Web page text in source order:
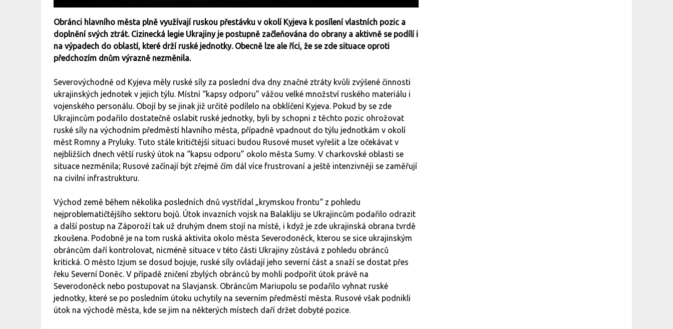
Obránci hlavního města plně využívají ruskou přestávku v okolí Kyjeva k posílení vlastních pozic a
doplnění svých ztrát. Cizinecká legie Ukrajiny je postupně začleňována do obrany a aktivně se podílí i
na výpadech do oblastí, které drží ruské jednotky. Obecně lze ale říci, že se zde situace oproti
předchozím dnům výrazně nezměnila.
Severovýchodně od Kyjeva měly ruské síly za poslední dva dny značné ztráty kvůli zvýšené činnosti
ukrajinských jednotek v jejich týlu. Místní “kapsy odporu” vážou velké množství ruského materiálu i
vojenského personálu. Obojí by se jinak již určitě podílelo na obklíčení Kyjeva. Pokud by se zde
Ukrajincům podařilo dostatečně oslabit ruské jednotky, byli by schopni z těchto pozic ohrožovat
ruské síly na východním předměstí hlavního města, případně vpadnout do týlu jednotkám v okolí
měst Romny a Pryluky. Tuto stále kritičtější situaci budou Rusové muset vyřešit a lze očekávat v
nejbližších dnech větší ruský útok na “kapsu odporu” okolo města Sumy. V charkovské oblasti se
situace nezměnila; Rusové začínají být zřejmě čím dál více frustrovaní a ještě intenzivněji se zaměřují
na civilní infrastrukturu.
Východ země během několika posledních dnů vystřídal „krymskou frontu“ z pohledu
nejproblematičtějšího sektoru bojů. Útok invazních vojsk na Balakliju se Ukrajincům podařilo odrazit
a další postup na Záporoží tak už druhým dnem stojí na místě, i když je zde ukrajinská obrana tvrdě
zkoušena. Podobně je na tom ruská aktivita okolo města Severodoněck, kterou se sice ukrajinským
obráncům daří kontrolovat, nicméně situace v této části Ukrajiny zůstává z pohledu obránců
kritická. O město Izjum se dosud bojuje, ruské síly ovládají jeho severní část a snaží se dostat přes
řeku Severní Doněc. V případě zničení zbylých obránců by mohli podpořit útok právě na
Severodoněck nebo postupovat na Slavjansk. Obráncům Mariupolu se podařilo vyhnat ruské
jednotky, které se po posledním útoku uchytily na severním předměstí města. Rusové však podnikli
útok na východě města, kde se jim na některých místech daří držet dobyté pozice.